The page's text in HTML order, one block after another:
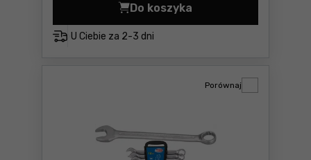
U Ciebie za 2-3 dni
Do koszyka
Klucz szwedzki SE 1"
Porównaj